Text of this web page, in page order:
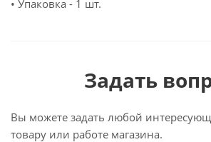
• Упаковка - 1 шт.
Задать
Вы можете задать любой
товару или работе магазина.